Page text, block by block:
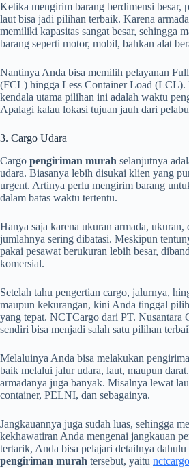
Ketika mengirim barang berdimensi besar,
laut bisa jadi pilihan terbaik. Karena
memiliki kapasitas sangat besar, sehingga
barang seperti motor, mobil, bahkan alat
Nantinya Anda bisa memilih pelayanan
(FCL) hingga Less Container Load (LCL).
kendala utama pilihan ini adalah waktu
Apalagi kalau lokasi tujuan jauh dari
3. Cargo Udara
Cargo pengiriman murah selanjutnya
udara. Biasanya lebih disukai klien yang
urgent. Artinya perlu mengirim barang
dalam batas waktu tertentu.
Hanya saja karena ukuran armada, ukuran,
jumlahnya sering dibatasi. Meskipun
pakai pesawat berukuran lebih besar,
komersial.
Setelah tahu pengertian cargo, jalurnya,
maupun kekurangan, kini Anda tinggal
yang tepat. NCTCargo dari PT. Nusantara
sendiri bisa menjadi salah satu pilihan
Melaluinya Anda bisa melakukan
baik melalui jalur udara, laut, maupun
armadanya juga banyak. Misalnya lewat
container, PELNI, dan sebagainya.
Jangkauannya juga sudah luas, sehingga
kekhawatiran Anda mengenai jangkauan
tertarik, Anda bisa pelajari detailnya dahulu
pengiriman murah tersebut, yaitu